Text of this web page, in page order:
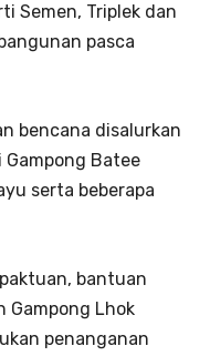
Semen, Triplek dan
pasca
bencana disalurkan
Gampong Batee
serta beberapa
bantuan
Gampong Lhok
penanganan